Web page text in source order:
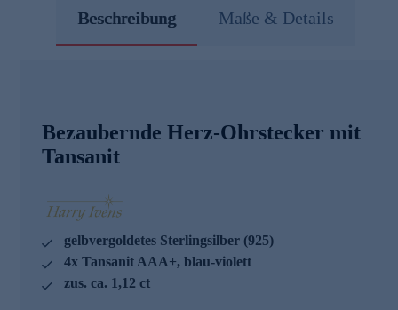
Beschreibung Maße & Details
Bezaubernde Herz-Ohrstecker mit
Tansanit
gelbvergoldetes Sterlingsilber (925)
4x Tansanit AAA+, blau-violett
zus. ca. 1,12 ct